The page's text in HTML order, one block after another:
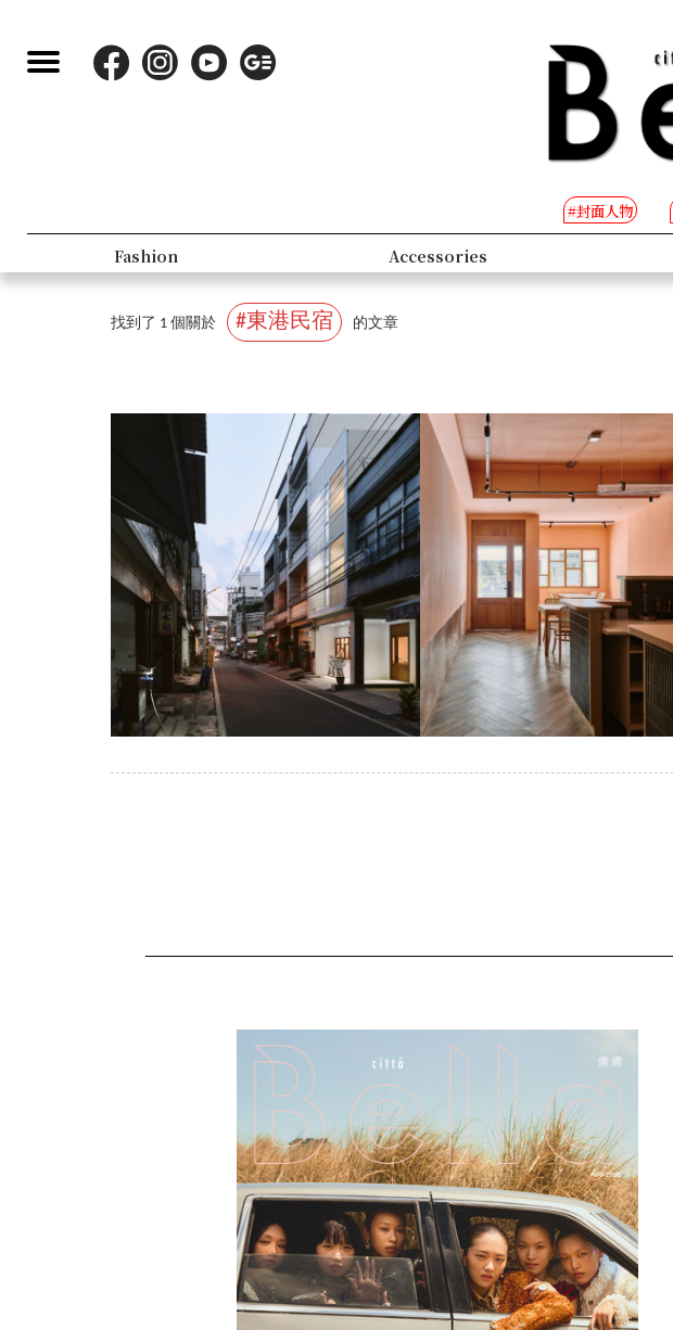
#封面人物
Fashion Accessories
找到了 1 個關於 #東港民宿 的文章